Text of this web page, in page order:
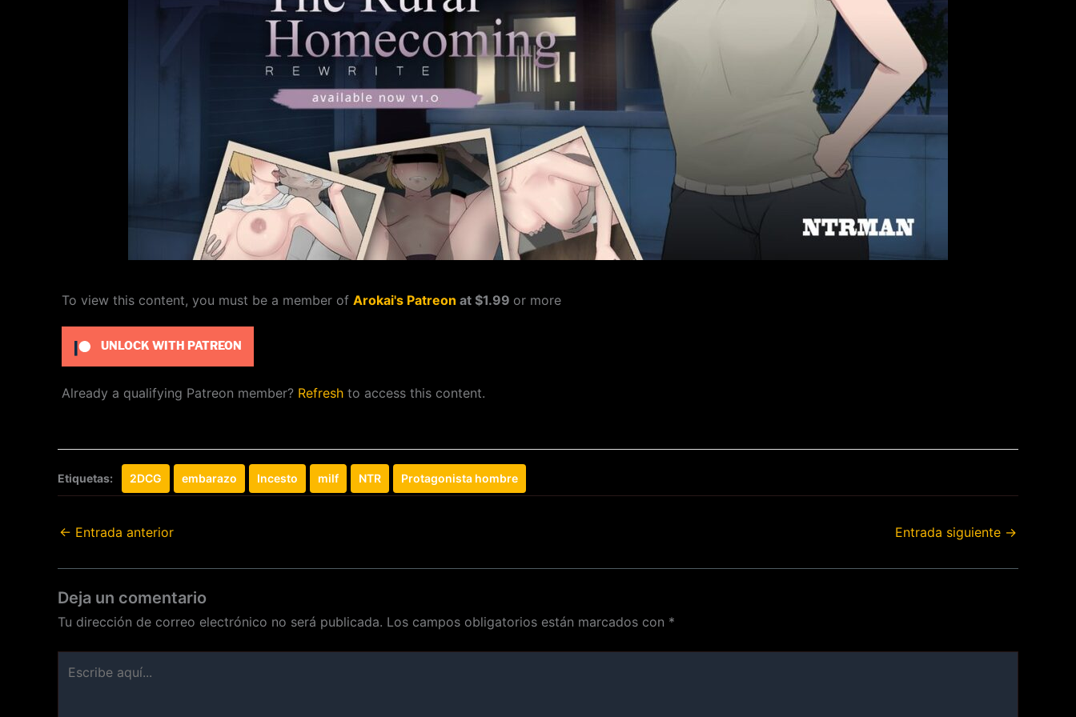
To view this content, you must be a member of Arokai's Patreon at $1.99 or more
UNLOCK WITH PATREON
Already a qualifying Patreon member? Refresh to access this content.
Etiquetas: 2DCG embarazo Incesto milf NTR Protagonista hombre
← Entrada anterior Entrada siguiente →
Deja un comentario
Tu dirección de correo electrónico no será publicada. Los campos obligatorios están marcados con *
aquí...